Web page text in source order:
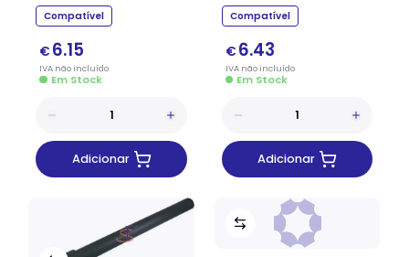
Compatível
€ 6.15
IVA nãoincluído
Em Stock
Adicionar
Compatível
€ 6.43
IVA nãoincluído
Em Stock
Adicionar